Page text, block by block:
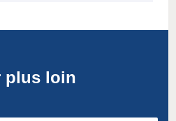
plus loin